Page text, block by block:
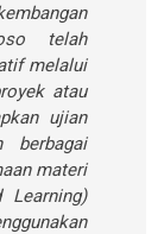
telah
melalui
atau
ujian
berbagai
materi